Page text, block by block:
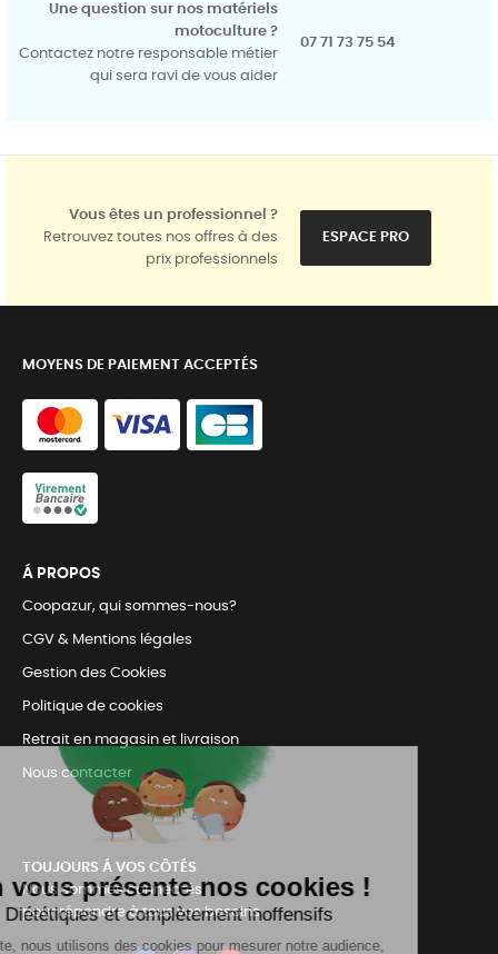
Une question sur nos matériels
motoculture ?
Contactez notre responsable métier
qui sera ravi de vous aider
07 71 73 75 54
Vous êtes un professionnel ?
Retrouvez toutes nos offres à des
prix professionnels
ESPACE PRO
MOYENS DE PAIEMENT ACCEPTÉS
Á PROPOS
Coopazur, qui sommes-nous?
CGV & Mentions légales
Gestion des Cookies
Politique de cookies
Retrait en magasin et livraison
Nous contacter
TOUJOURS Á VOS CÔTÉS
Nous sommes connectés
pour répondre à tous vos besoins